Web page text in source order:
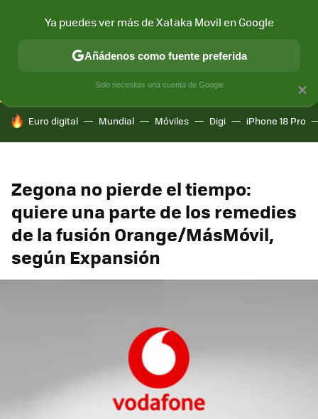
CONECTIVIDAD MÓVIL Y SOCIEDAD APLICACIONES
HOY SE HABLA DE
Euro digital Mundial Móviles Digi iPhone 18 Pro
Zegona no pierde el tiempo:
quiere una parte de los remedies
de la fusión Orange/MásMóvil,
según Expansión
×
Ya puedes ver más de Xataka Movil en Google
Añádenos como fuente preferida
Solo necesitas una cuenta de Google